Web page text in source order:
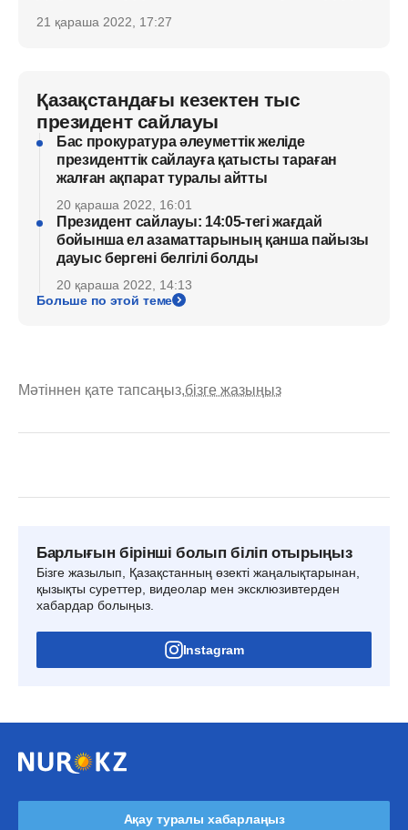
21 қараша 2022, 17:27
Қазақстандағы кезектен тыс
президент сайлауы
Бас прокуратура әлеуметтік желіде
президенттік сайлауға қатысты тараған
жалған ақпарат туралы айтты
20 қараша 2022, 16:01
Президент сайлауы: 14:05-тегі жағдай
бойынша ел азаматтарының қанша пайызы
дауыс бергені белгілі болды
20 қараша 2022, 14:13
Больше по этой теме
Мәтіннен қате тапсаңыз,бізге жазыңыз
Барлығын бірінші болып біліп отырыңыз
Бізге жазылып, Қазақстанның өзекті жаңалықтарынан,
қызықты суреттер, видеолар мен эксклюзивтерден
хабардар болыңыз.
Instagram
Ақау туралы хабарлаңыз